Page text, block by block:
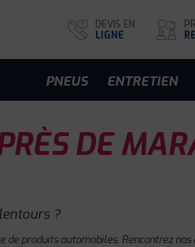
DEVIS EN
LIGNE
PNEUS ENTRETIEN
DE
?
produits automobiles. Rencontrez